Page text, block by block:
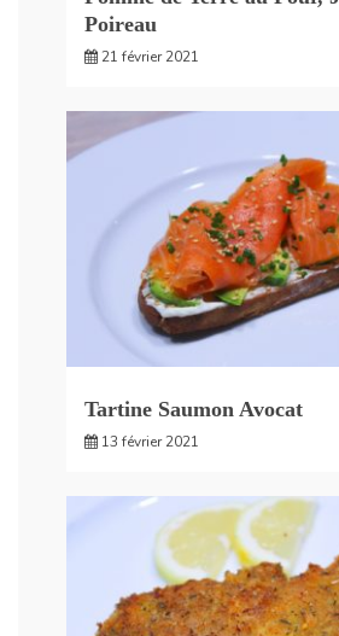
Poireau
21 février 2021
Tartine Saumon Avocat
13 février 2021